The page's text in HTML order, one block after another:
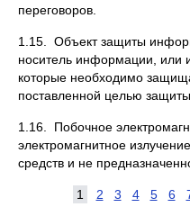
переговоров.
1.15. Объект защиты
носитель информации, или
которые необходимо
поставленной целью
1.16. Побочное
электромагнитное
средств и не
1 2 3 4 5 6